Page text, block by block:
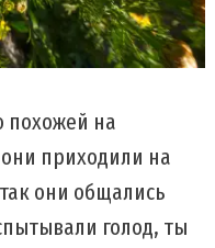
похожей на
приходили на
они общались
голод, ты